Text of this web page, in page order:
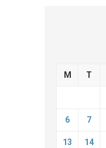
M T
6 7
13 14